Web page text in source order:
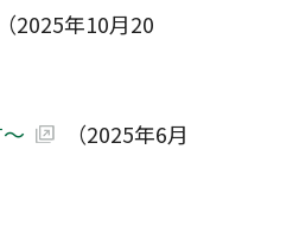
（2025年10月20
（2025年6月